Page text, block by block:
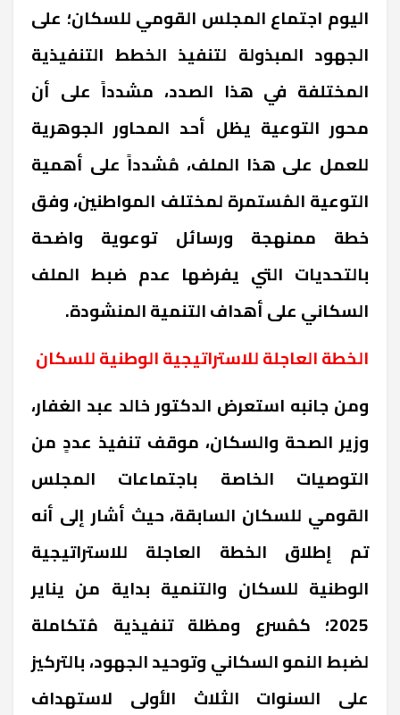
اليوم اجتماع المجلس القومي للسكان؛ على
الجهود المبذولة لتنفيذ الخطط التنفيذية
المختلفة في هذا الصدد، مشدداً على أن
محور التوعية يظل أحد المحاور الجوهرية
للعمل على هذا الملف، مُشدداً على أهمية
التوعية المُستمرة لمختلف المواطنين، وفق
خطة ممنهجة ورسائل توعوية واضحة
بالتحديات التي يفرضها عدم ضبط الملف
السكاني على أهداف التنمية المنشودة.
الخطة العاجلة للاستراتيجية الوطنية للسكان
ومن جانبه استعرض الدكتور خالد عبد الغفار،
وزير الصحة والسكان، موقف تنفيذ عددٍ من
التوصيات الخاصة باجتماعات المجلس
القومي للسكان السابقة، حيث أشار إلى أنه
تم إطلاق الخطة العاجلة للاستراتيجية
الوطنية للسكان والتنمية بداية من يناير
2025؛ كمُسرع ومظلة تنفيذية مُتكاملة
لضبط النمو السكاني وتوحيد الجهود، بالتركيز
على السنوات الثلاث الأولى لاستهداف